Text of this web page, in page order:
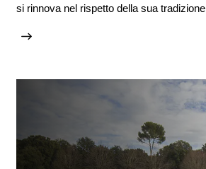
si rinnova nel rispetto della sua tradizione